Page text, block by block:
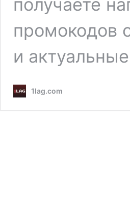
получаете
промокодов
и
1lag.com